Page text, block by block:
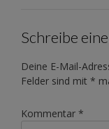
Schreibe
Deine E-Mail-
Felder sind mit *
Kommentar *